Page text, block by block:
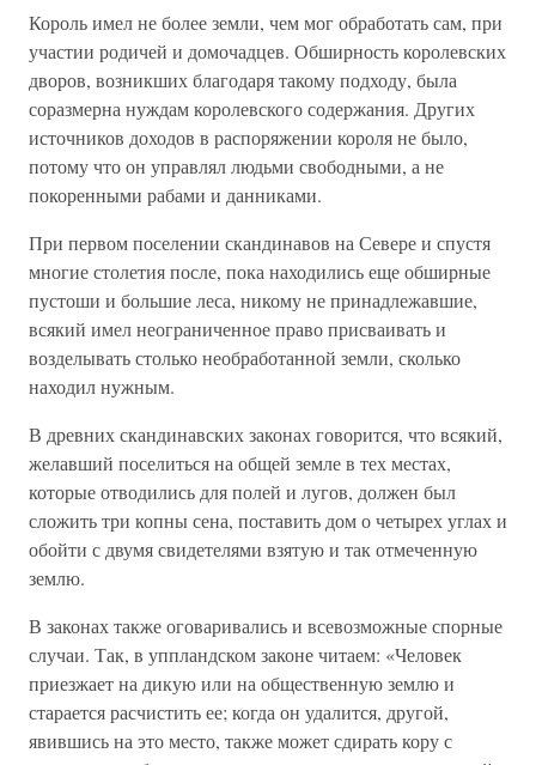
Король имел не более земли, чем мог обработать сам, при
участии родичей и домочадцев. Обширность королевских
дворов, возникших благодаря такому подходу, была
соразмерна нуждам королевского содержания. Других
источников доходов в распоряжении короля не было,
потому что он управлял людьми свободными, а не
покоренными рабами и данниками.
При первом поселении скандинавов на Севере и спустя
многие столетия после, пока находились еще обширные
пустоши и большие леса, никому не принадлежавшие,
всякий имел неограниченное право присваивать и
возделывать столько необработанной земли, сколько
находил нужным.
В древних скандинавских законах говорится, что всякий,
желавший поселиться на общей земле в тех местах,
которые отводились для полей и лугов, должен был
сложить три копны сена, поставить дом о четырех углах и
обойти с двумя свидетелями взятую и так отмеченную
землю.
В законах также оговаривались и всевозможные спорные
случаи. Так, в уппландском законе читаем: «Человек
приезжает на дикую или на общественную землю и
старается расчистить ее; когда он удалится, другой,
явившись на это место, также может сдирать кору с